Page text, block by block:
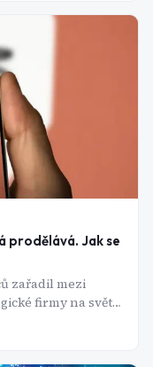
prodělává. Jak se
zařadil mezi
firmy na světě,
Jak je možné,
na stovky